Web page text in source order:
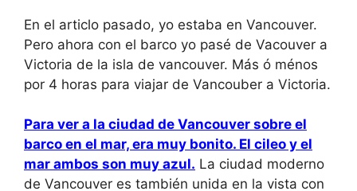
En el articlo pasado, yo estaba en Vancouver.
Pero ahora con el barco yo pasé de Vacouver a
Victoria de la isla de vancouver. Más ó ménos
por 4 horas para viajar de Vancouber a Victoria.
Para ver a la ciudad de Vancouver sobre el
barco en el mar, era muy bonito. El cileo y el
mar ambos son muy azul. La ciudad moderno
de Vancouver es también unida en la vista con